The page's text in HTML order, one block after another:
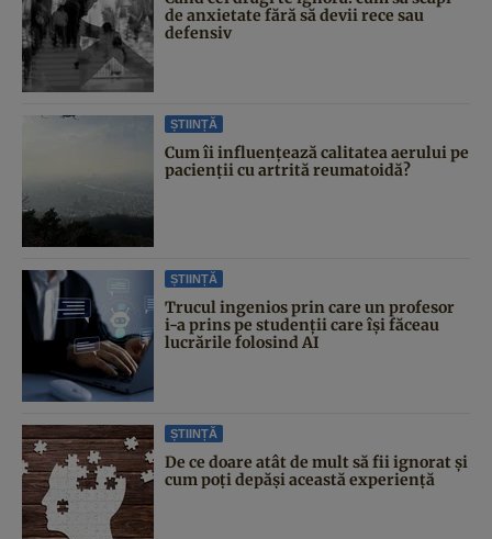
de anxietate fără să devii rece sau
defensiv
ȘTIINȚĂ
Cum îi influențează calitatea aerului pe
pacienții cu artrită reumatoidă?
ȘTIINȚĂ
Trucul ingenios prin care un profesor
i-a prins pe studenții care își făceau
lucrările folosind AI
ȘTIINȚĂ
De ce doare atât de mult să fii ignorat și
cum poți depăși această experiență